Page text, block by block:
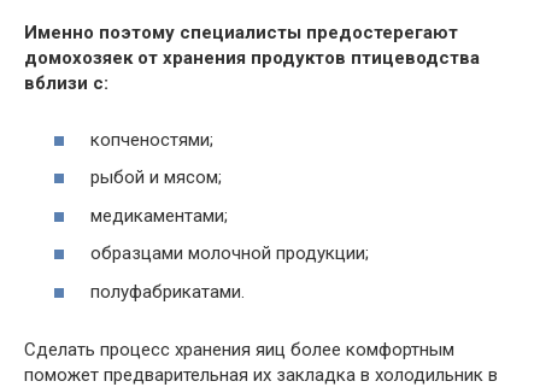
Именно поэтому специалисты предостерегают
домохозяек от хранения продуктов птицеводства
вблизи с:
копченостями;
рыбой и мясом;
медикаментами;
образцами молочной продукции;
полуфабрикатами.
Сделать процесс хранения яиц более комфортным
поможет предварительная их закладка в холодильник в